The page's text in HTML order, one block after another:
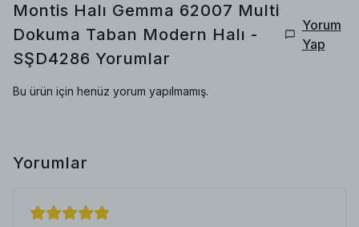
Montis Halı Gemma 62007 Multi
Dokuma Taban Modern Halı -
SŞD4286 Yorumlar
Yorum
Yap
Bu ürün için henüz yorum yapılmamış.
Yorumlar